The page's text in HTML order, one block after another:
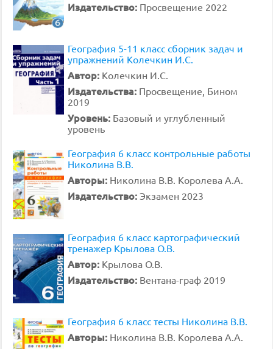
Издательство: Просвещение 2022
География 5-11 класс сборник задач и
упражнений Колечкин И.С.
Автор: Колечкин И.С.
Издательства: Просвещение, Бином
2019
Уровень: Базовый и углубленный
уровень
География 6 класс контрольные работы
Николина В.В.
Авторы: Николина В.В. Королева А.А.
Издательство: Экзамен 2023
География 6 класс картографический
тренажер Крылова О.В.
Автор: Крылова О.В.
Издательство: Вентана-граф 2019
География 6 класс тесты Николина В.В.
Авторы: Николина В.В. Королева А.А.